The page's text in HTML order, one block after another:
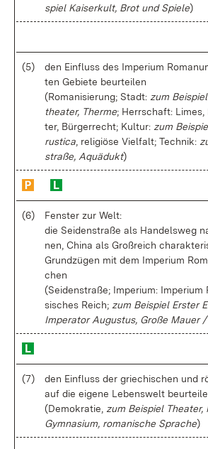
spiel Kai­ser­kult, Brot und Spie­le)
(5)
den Ein­fluss des Im­pe­ri­um
ten Ge­bie­te be­ur­tei­len
(Ro­ma­ni­sie­rung; Stadt: zum
thea­ter, Ther­me; Herr­schaft:
ter, Bür­ger­recht; Kul­tur: zum
ru­sti­ca , re­li­giö­se Viel­falt; Tech­nik:
stra­ße, Aquä­dukt)
(6)
Fens­ter zur Welt:
die Sei­den­stra­ße als Han­dels­weg
nen, Chi­na als Groß­reich
Grund­zü­gen mit dem Im­pe­ri­um
chen
(Sei­den­stra­ße; Im­pe­ri­um: Im­pe­ri­um
si­sches Reich; zum Bei­spiel Ers­ter
Im­pe­ra­tor Au­gus­tus, Gro­ße Mau­er
(7)
den Ein­fluss der grie­chi­schen und
auf die ei­ge­ne Le­bens­welt
(De­mo­kra­tie, zum Bei­spiel Thea­ter,
Gym­na­si­um, ro­ma­ni­sche Spra­che)